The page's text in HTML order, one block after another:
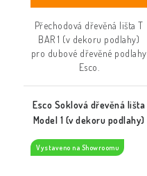
Přechodová dřevěná lišta T
BAR 1 (v dekoru podlahy)
pro dubové dřevěné podlahy
Esco.
Esco Soklová dřevěná lišta
Model 1 (v dekoru podlahy)
Vystaveno na Showroomu